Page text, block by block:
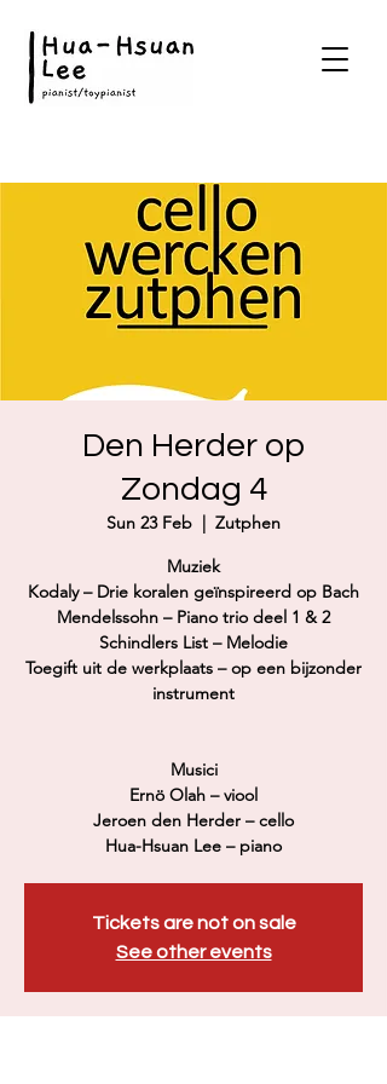
Den Herder op
Zondag 4
Sun 23 Feb
  |
Zutphen
Muziek
Kodaly – Drie koralen geïnspireerd op Bach
Mendelssohn – Piano trio deel 1 & 2
Schindlers List – Melodie
Toegift uit de werkplaats – op een bijzonder
instrument
Musici
Ernö Olah – viool
Jeroen den Herder – cello
Hua-Hsuan Lee – piano
Tickets are not on sale
See other events